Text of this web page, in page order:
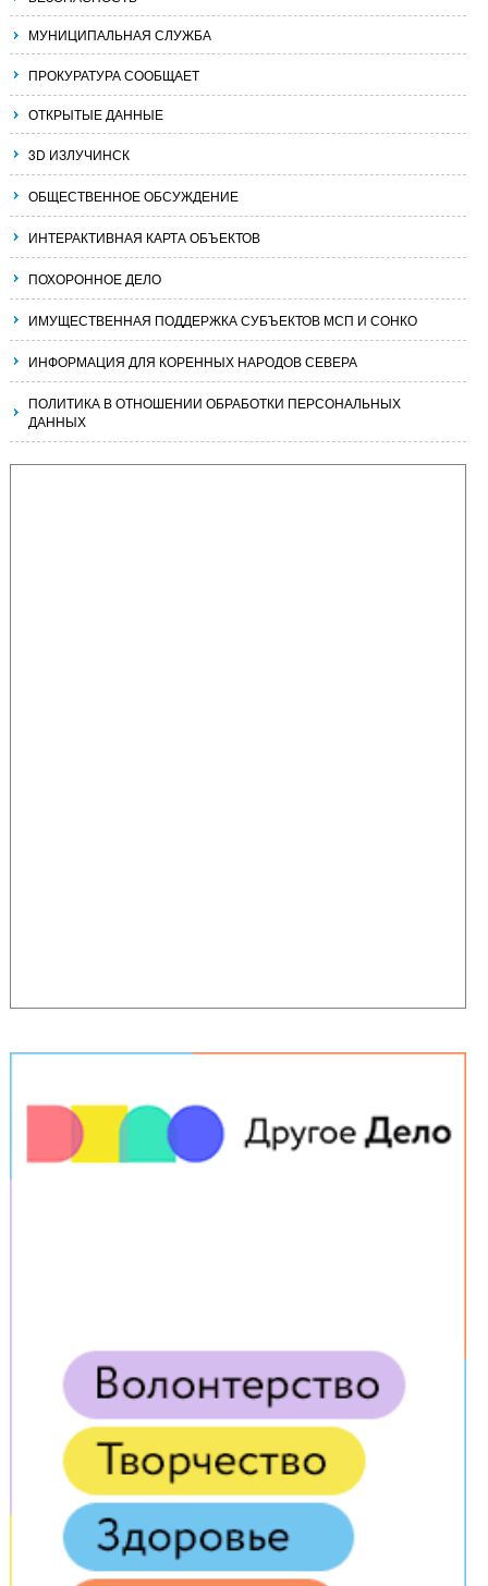
МУНИЦИПАЛЬНАЯ СЛУЖБА
ПРОКУРАТУРА СООБЩАЕТ
ОТКРЫТЫЕ ДАННЫЕ
3D ИЗЛУЧИНСК
ОБЩЕСТВЕННОЕ ОБСУЖДЕНИЕ
ИНТЕРАКТИВНАЯ КАРТА ОБЪЕКТОВ
ПОХОРОННОЕ ДЕЛО
ИМУЩЕСТВЕННАЯ ПОДДЕРЖКА СУБЪЕКТОВ МСП И СОНКО
ИНФОРМАЦИЯ ДЛЯ КОРЕННЫХ НАРОДОВ СЕВЕРА
ПОЛИТИКА В ОТНОШЕНИИ ОБРАБОТКИ ПЕРСОНАЛЬНЫХ
ДАННЫХ